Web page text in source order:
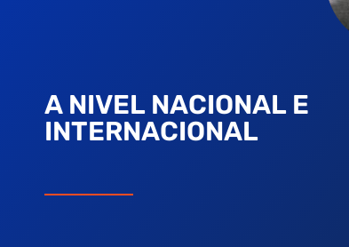
A NIVEL NACIONAL E
INTERNACIONAL